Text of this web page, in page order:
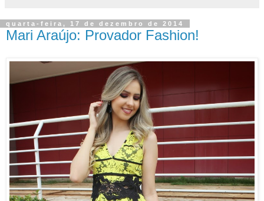
quarta-feira, 17 de dezembro de 2014
Mari Araújo: Provador Fashion!